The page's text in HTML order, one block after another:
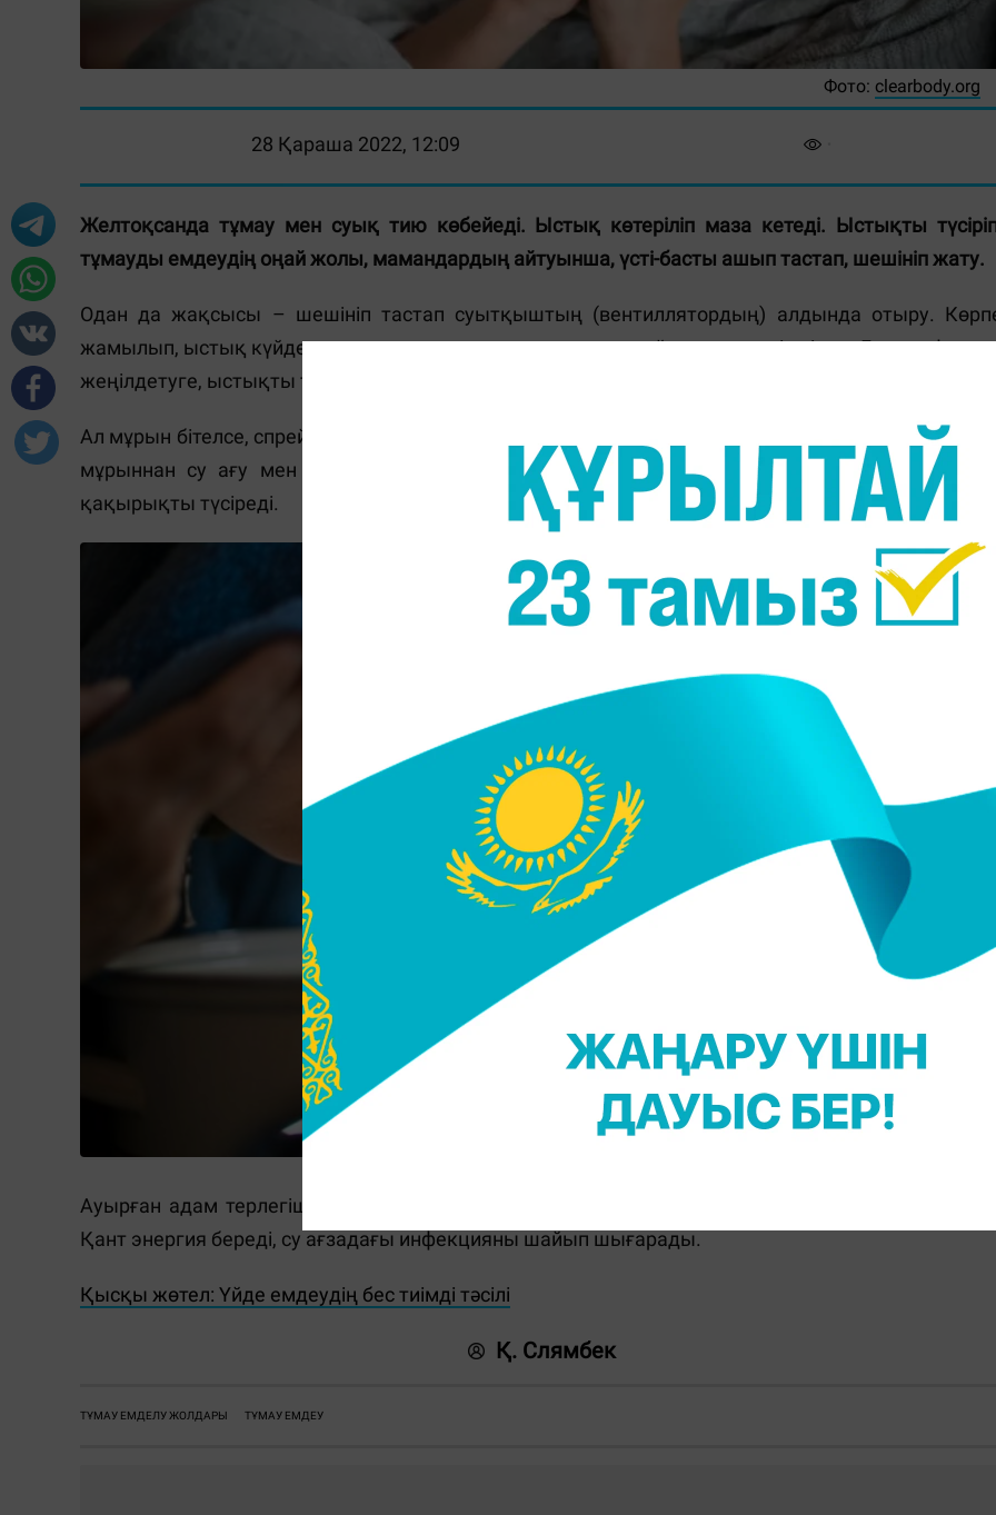
Фото: clearbody.org
28 Қараша 2022, 12:09
Желтоқсанда тұмау мен суық тию көбейеді. Ыстық көтеріліп маза кетеді. Ыстықты
тұмауды емдеудің оңай жолы, мамандардың айтуынша, үсті-басты ашып тастап, шешініп жату.
Одан да жақсысы – шешініп тастап суытқыштың (вентиллятордың) алдында отыру.
жамылып, ыстық күйде оранып жатудың орнына суықты пайдаланған тиімдірек.
жеңілдетуге, ыстықты тез түсіруге болады. Ал оранып жатқаннан маза қашады.
Ал мұрын бітелсе, спрей себе бергеннен гөрі бу ингаляциясын жасаған абзал көрінеді. Ыстық
мұрыннан су ағу мен шырышты тоқтатып, қақырықты сұйылтуға көмектеседі.
қақырықты түсіреді.
Ауырған адам терлегіш келетіндіктен, көбірек су ішуге, қант пен тұз жеуге тырысқаны
Қант энергия береді, су ағзадағы инфекцияны шайып шығарады.
Қысқы жөтел: Үйде емдеудің бес тиімді тәсілі
Қ. Слямбек
ТҰМАУ ЕМДЕЛУ ЖОЛДАРЫ ТҰМАУ ЕМДЕУ